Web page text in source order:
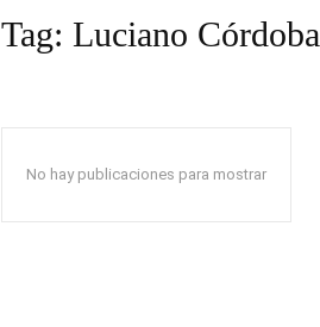
Tag: Luciano Córdoba
No hay publicaciones para mostrar